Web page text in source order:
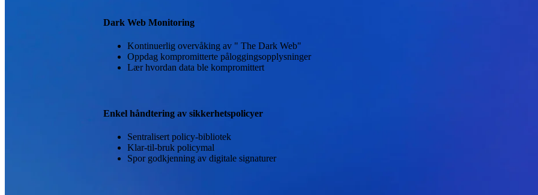
Dark Web Monitoring
Kontinuerlig overvåking av " The Dark Web"
Oppdag kompromitterte påloggingsopplysninger
Lær hvordan data ble kompromittert
Enkel håndtering av sikkerhetspolicyer
Sentralisert policy-bibliotek
Klar-til-bruk policymal
Spor godkjenning av digitale signaturer